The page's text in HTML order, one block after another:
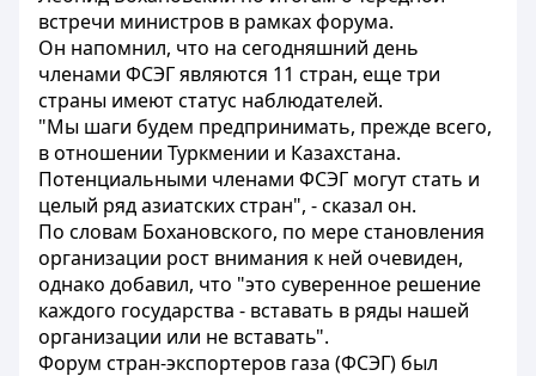
встречи министров в рамках форума.
Он напомнил, что на сегодняшний день
членами ФСЭГ являются 11 стран, еще три
страны имеют статус наблюдателей.
"Мы шаги будем предпринимать, прежде всего,
в отношении Туркмении и Казахстана.
Потенциальными членами ФСЭГ могут стать и
целый ряд азиатских стран", - сказал он.
По словам Бохановского, по мере становления
организации рост внимания к ней очевиден,
однако добавил, что "это суверенное решение
каждого государства - вставать в ряды нашей
организации или не вставать".
Форум стран-экспортеров газа (ФСЭГ) был